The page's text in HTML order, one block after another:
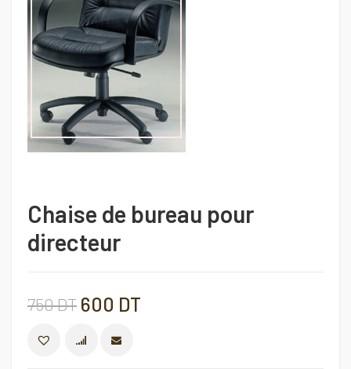
Chaise de bureau pour
directeur
750DT Le
prix
600 DT
COMPARER